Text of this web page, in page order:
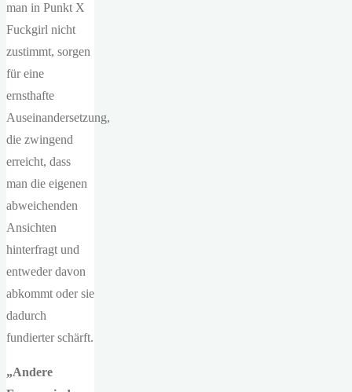
man in Punkt X
Fuckgirl nicht
zustimmt, sorgen
für eine
ernsthafte
Auseinandersetzung,
die zwingend
erreicht, dass
man die eigenen
abweichenden
Ansichten
hinterfragt und
entweder davon
abkommt oder sie
dadurch
fundierter schärft.
„Andere